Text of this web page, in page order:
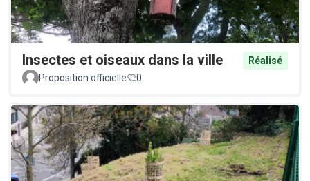
Insectes et oiseaux dans la ville
Réalisé
Proposition officielle
0